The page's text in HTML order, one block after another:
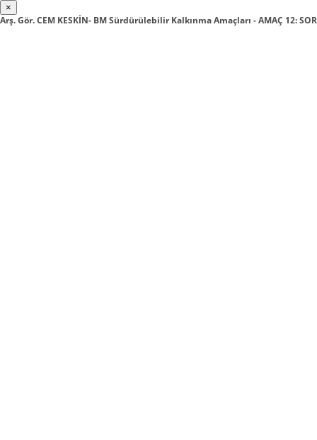
×
Arş. Gör. CEM KESKİN- BM Sürdürülebilir Kalkınma Amaçları - AMAÇ 12: